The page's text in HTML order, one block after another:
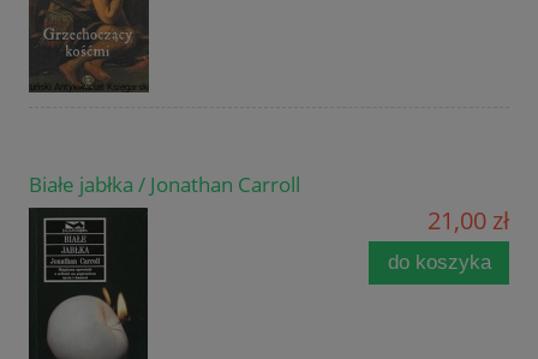
Białe jabłka / Jonathan Carroll
21,00 zł
do koszyka